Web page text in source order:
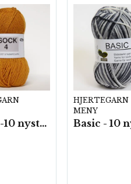
Sock 4 -10 nystan a50g./fp.
HJERTEGARN
MENY